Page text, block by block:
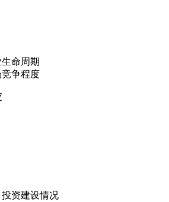
命周期
争程度
资建设情况